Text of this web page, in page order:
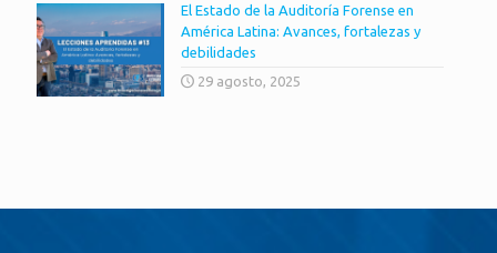
El Estado de la Auditoría Forense en
América Latina: Avances, fortalezas y
debilidades
29 agosto, 2025